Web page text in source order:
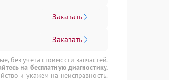
Заказать
Заказать
без учета стоимости запчастей.
на бесплатную диагностику.
и укажем на неисправность.